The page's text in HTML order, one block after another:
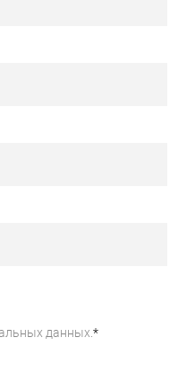
данных. *